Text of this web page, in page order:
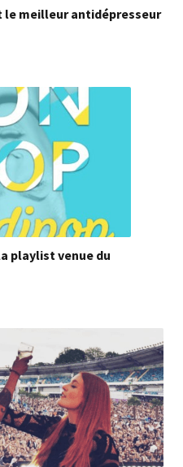
le meilleur antidépresseur
playlist venue du